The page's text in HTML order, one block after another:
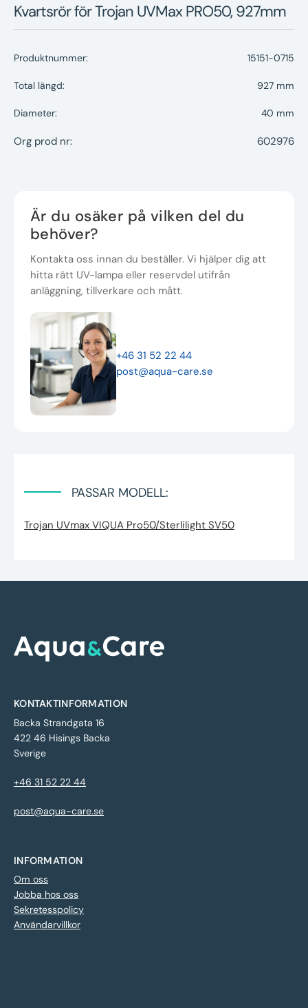
Kvartsrör för Trojan UVMax PRO50, 927mm
Produktnummer: 15151-0715
Total längd: 927 mm
Diameter: 40 mm
Org prod nr: 602976
Är du osäker på vilken del du
behöver?
Kontakta oss innan du beställer. Vi hjälper dig att
hitta rätt UV-lampa eller reservdel utifrån
anläggning, tillverkare och mått.
+46 31 52 22 44
post@aqua-care.se
PASSAR MODELL:
Trojan UVmax VIQUA Pro50/Sterlilight SV50
KONTAKTINFORMATION
Backa Strandgata 16
422 46 Hisings Backa
Sverige
+46 31 52 22 44
post@aqua-care.se
INFORMATION
Om oss
Jobba hos oss
Sekretesspolicy
Användarvillkor